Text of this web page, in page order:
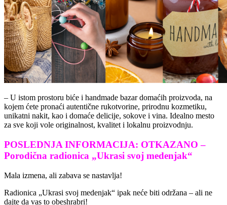
– U istom prostoru biće i handmade bazar domaćih proizvoda, na
kojem ćete pronaći autentične rukotvorine, prirodnu kozmetiku,
unikatni nakit, kao i domaće delicije, sokove i vina. Idealno mesto
za sve koji vole originalnost, kvalitet i lokalnu proizvodnju.
POSLEDNJA INFORMACIJA: OTKAZANO –
Porodična radionica „Ukrasi svoj medenjak“
Mala izmena, ali zabava se nastavlja!
Radionica „Ukrasi svoj medenjak“ ipak neće biti održana – ali ne
dajte da vas to obeshrabri!